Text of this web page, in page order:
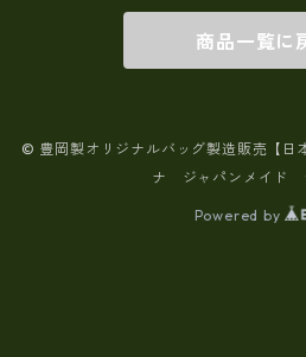
商品一覧に
© 豊岡製オリジナルバッグ製造販売【
ナ ジャパンメイド
Powered by